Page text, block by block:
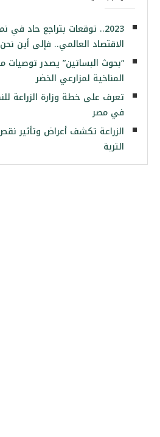
2023.. توقعات بتراجع حاد
الاقتصاد العالمي.. فإلى أين
“بحوث البساتين” يصدر توصيات
المناخية لمزارعي الخضر
تعرف على خطة وزارة الزراعة
في مصر
الزراعة تكشف أعراض وتأثير
التربة